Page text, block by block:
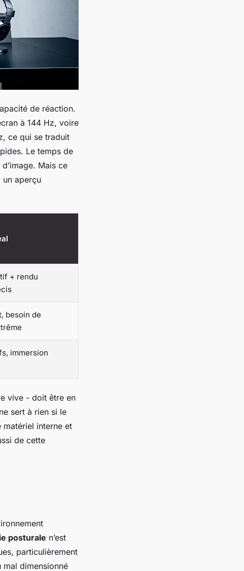
de réaction.
à 144 Hz, voire
ce qui se traduit
Le temps de
Mais ce
un aperçu
+ rendu
besoin de
immersion
vive - doit être en
sert à rien si le
matériel interne et
de cette
posturale n’est
particulièrement
mal dimensionné